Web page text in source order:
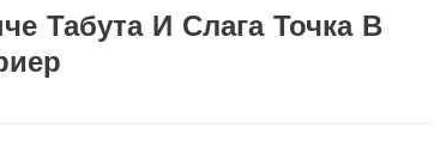
Табута И Слага Точка В